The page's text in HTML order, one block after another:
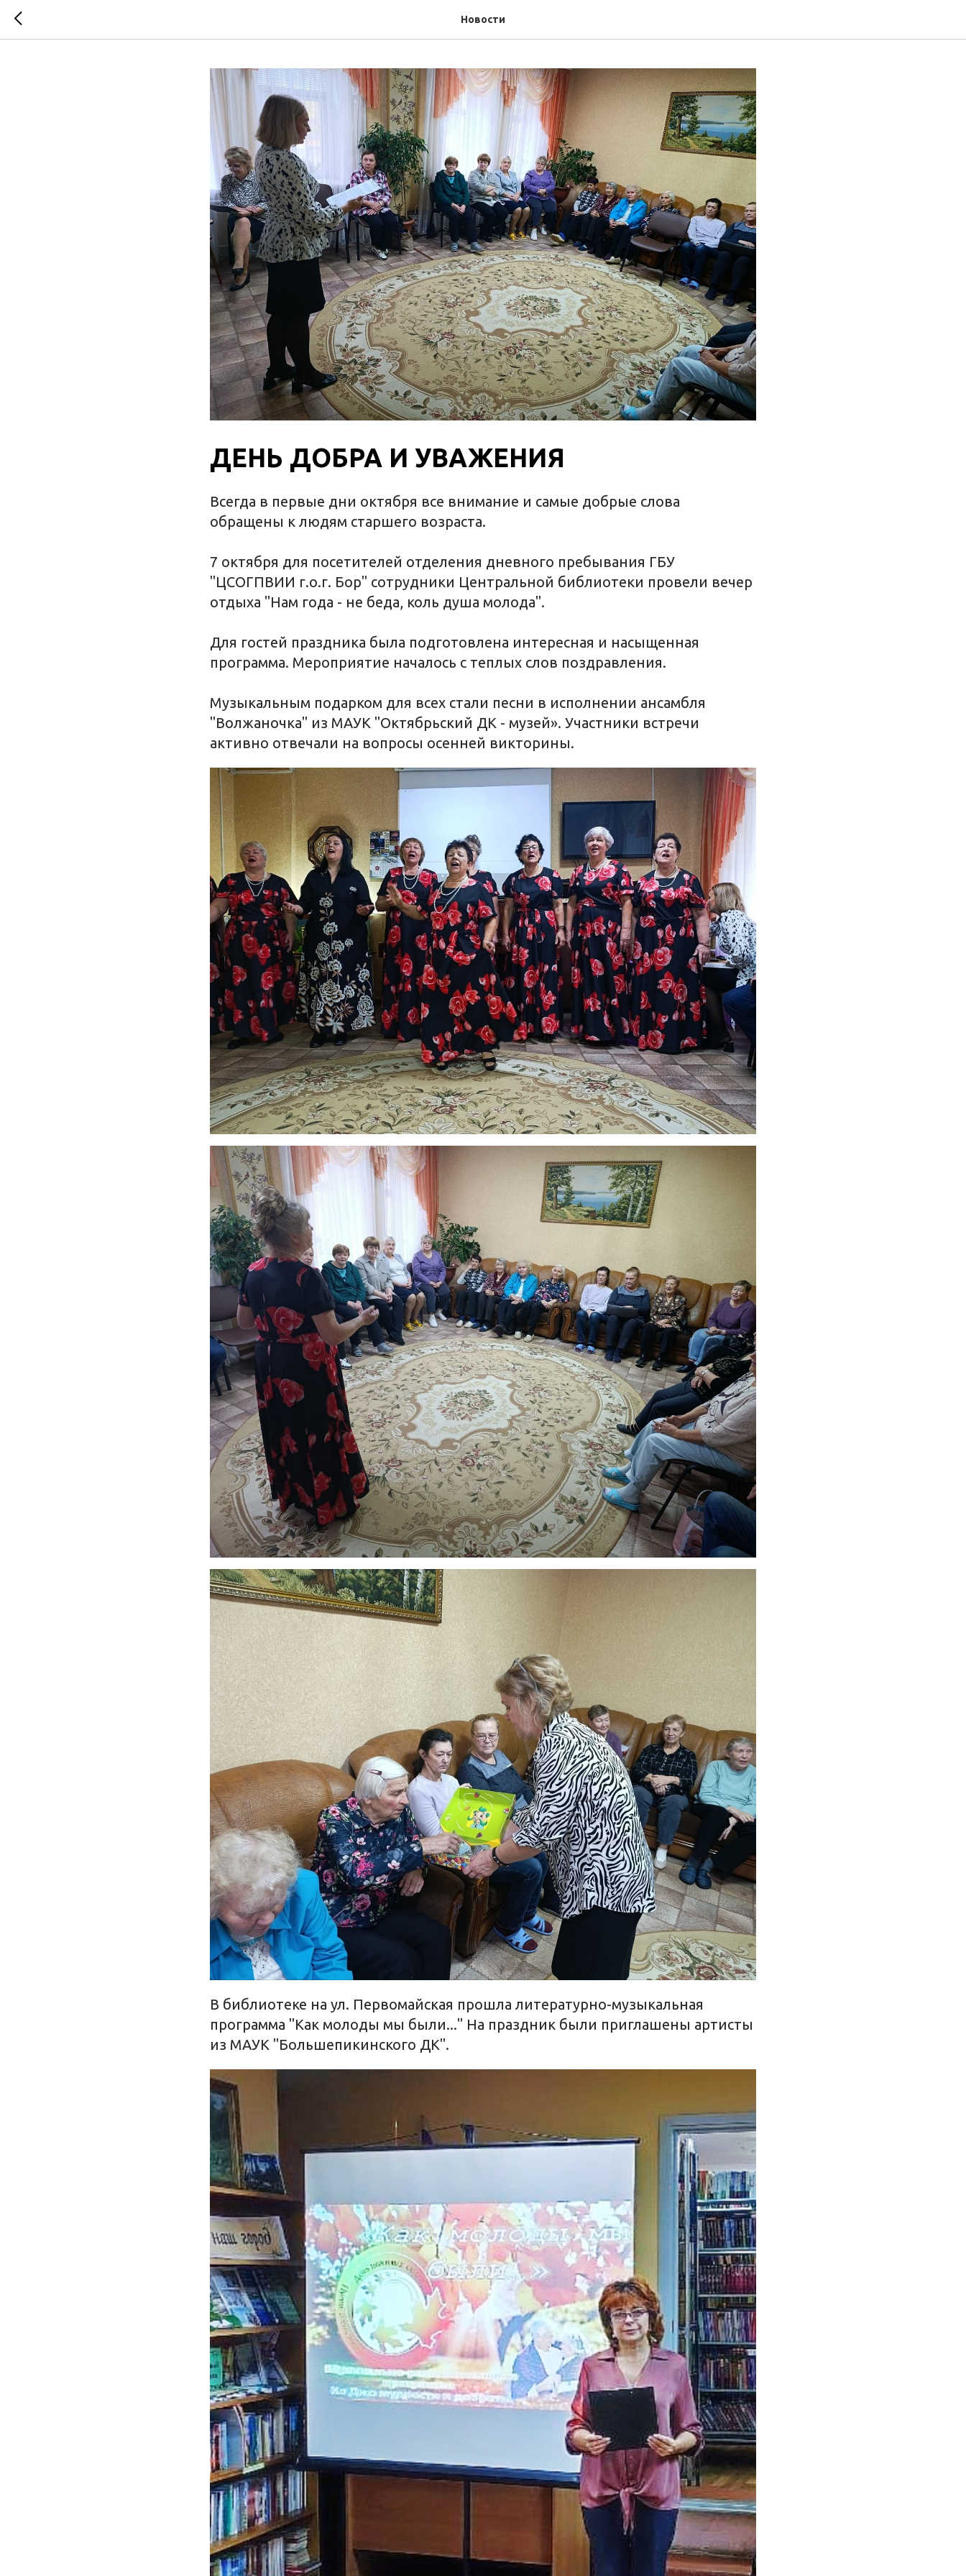
Новости
ДЕНЬ ДОБРА И УВАЖЕНИЯ
Всегда в первые дни октября все внимание и самые добрые слова
обращены к людям старшего возраста.
7 октября для посетителей отделения дневного пребывания ГБУ
"ЦСОГПВИИ г.о.г. Бор" сотрудники Центральной библиотеки провели вечер
отдыха "Нам года - не беда, коль душа молода".
Для гостей праздника была подготовлена интересная и насыщенная
программа. Мероприятие началось с теплых слов поздравления.
Музыкальным подарком для всех стали песни в исполнении ансамбля
"Волжаночка" из МАУК "Октябрьский ДК - музей». Участники встречи
активно отвечали на вопросы осенней викторины.
В библиотеке на ул. Первомайская прошла литературно-музыкальная
программа "Как молоды мы были..." На праздник были приглашены артисты
из МАУК "Большепикинского ДК".